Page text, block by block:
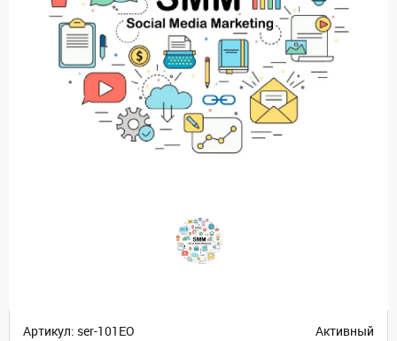
Артикул: ser-101EO Активный